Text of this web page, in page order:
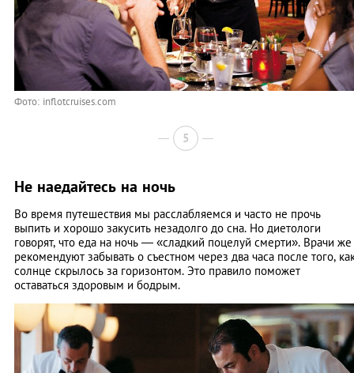
Фото: inflotcruises.com
5
Не наедайтесь на ночь
Во время путешествия мы расслабляемся и часто не прочь
выпить и хорошо закусить незадолго до сна. Но диетологи
говорят, что еда на ночь — «сладкий поцелуй смерти». Врачи же
рекомендуют забывать о съестном через два часа после того,
солнце скрылось за горизонтом. Это правило поможет
оставаться здоровым и бодрым.